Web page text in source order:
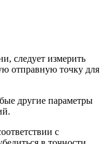
следует измерить
отправную точку для
другие параметры
с